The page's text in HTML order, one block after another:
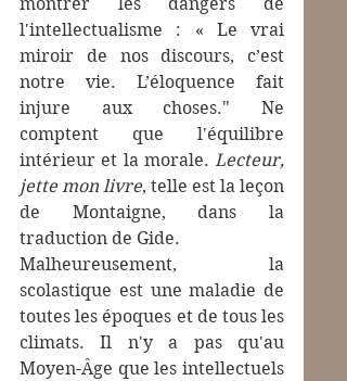
l'intellectualisme : « Le vrai
miroir de nos discours, c’est
notre vie. L’éloquence fait
injure aux choses." Ne
comptent que l'équilibre
intérieur et la morale. Lecteur,
jette mon livre, telle est la leçon
de Montaigne, dans la
traduction de Gide.
Malheureusement, la
scolastique est une maladie de
toutes les époques et de tous les
climats. Il n'y a pas qu'au
Moyen-Âge que les intellectuels